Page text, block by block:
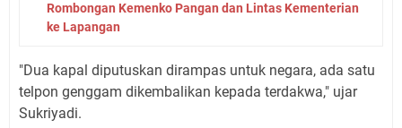
Rombongan Kemenko Pangan dan Lintas Kementerian
ke Lapangan
"Dua kapal diputuskan dirampas untuk negara, ada satu
telpon genggam dikembalikan kepada terdakwa," ujar
Sukriyadi.